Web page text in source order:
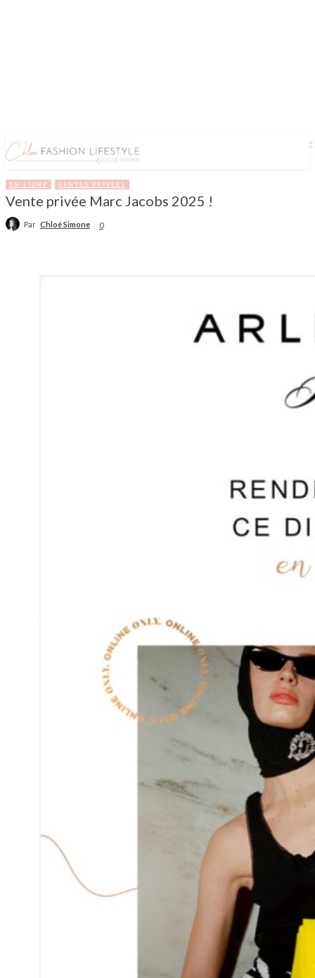
EN LIGNE VENTES PRIVÉES
Vente privée Marc Jacobs 2025 !
Par Chloé Simone 0